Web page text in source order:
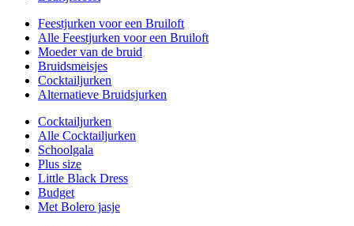
Feestjurken voor een Bruiloft
Alle Feestjurken voor een Bruiloft
Moeder van de bruid
Bruidsmeisjes
Cocktailjurken
Alternatieve Bruidsjurken
Cocktailjurken
Alle Cocktailjurken
Schoolgala
Plus size
Little Black Dress
Budget
Met Bolero jasje